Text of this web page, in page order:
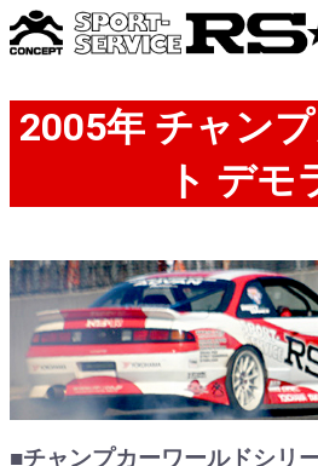
2005年 チャン
ト デモ
■チャンプカーワールドシリ